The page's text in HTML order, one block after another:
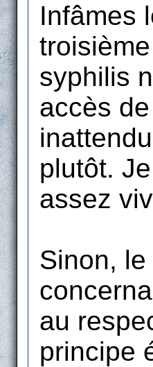
Infâmes
syphilis
accès
plutôt.
assez
Sinon,
au
principe